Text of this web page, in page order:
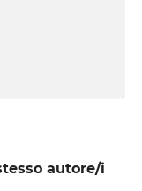
autore/i